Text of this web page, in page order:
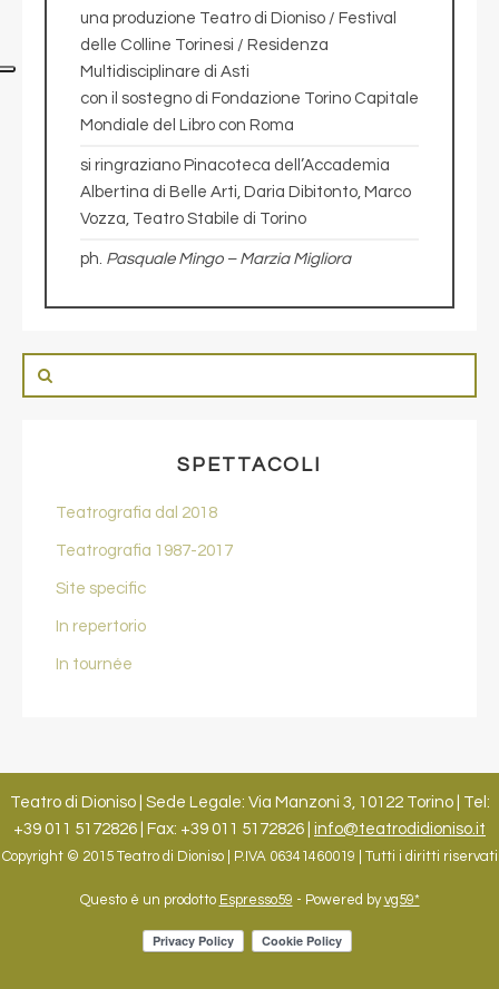
una produzione Teatro di Dioniso / Festival
delle Colline Torinesi / Residenza
Multidisciplinare di Asti
con il sostegno di Fondazione Torino Capitale
Mondiale del Libro con Roma
si ringraziano Pinacoteca dell’Accademia
Albertina di Belle Arti, Daria Dibitonto, Marco
Vozza, Teatro Stabile di Torino
ph. Pasquale Mingo – Marzia Migliora
SPETTACOLI
Teatrografia dal 2018
Teatrografia 1987-2017
Site specific
In repertorio
In tournée
Teatro di Dioniso | Sede Legale: Via Manzoni 3, 10122 Torino | Tel:
+39 011 5172826 | Fax: +39 011 5172826 | info@teatrodidioniso.it
Copyright © 2015 Teatro di Dioniso | P.IVA 06341460019 | Tutti i diritti riservati
Questo è un prodotto Espresso59 - Powered byvg59*